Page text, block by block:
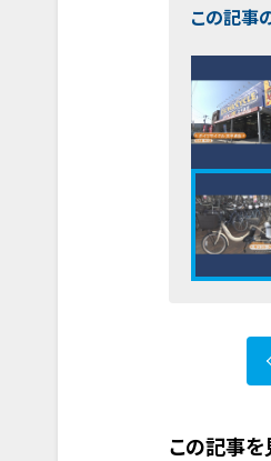
この記事
この記事